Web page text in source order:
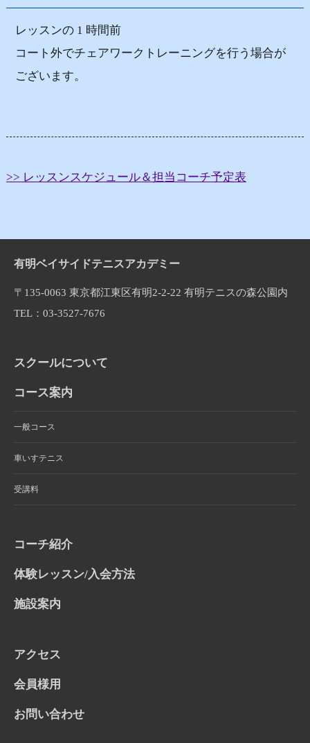
レッスンの 1 時間前
コート外でチェアワークトレーニングを行う場合が
ございます。
>> レッスンスケジュール＆担当コーチ予定表
有明ベイサイドテニスアカデミー
〒135-0063 東京都江東区有明2-2-22 有明テニスの森公園内
TEL：03-3527-7676
スクールについて
コース案内
一般コース
車いすテニス
受講料
コーチ紹介
体験レッスン/入会方法
施設案内
アクセス
会員様用
お問い合わせ